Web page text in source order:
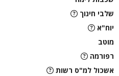
שלבי חינוך
יוח"א
מוטב
רפורמה
אשכול למ"ס רשות